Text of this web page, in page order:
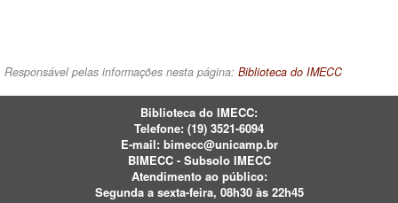
Responsável pelas informações nesta página: Biblioteca do IMECC
Biblioteca do IMECC:
Telefone: (19) 3521-6094
E-mail: bimecc@unicamp.br
BIMECC - Subsolo IMECC
Atendimento ao público:
Segunda a sexta-feira, 08h30 às 22h45